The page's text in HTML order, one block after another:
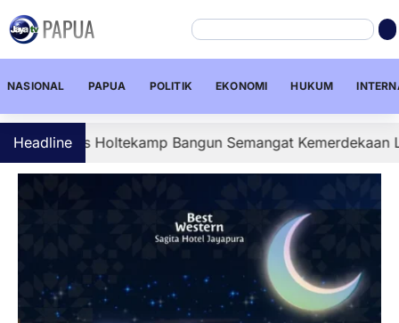
NASIONAL PAPUA POLITIK EKONOMI HUKUM
Headline
Holtekamp Bangun Semangat Kemerdekaan Lewat